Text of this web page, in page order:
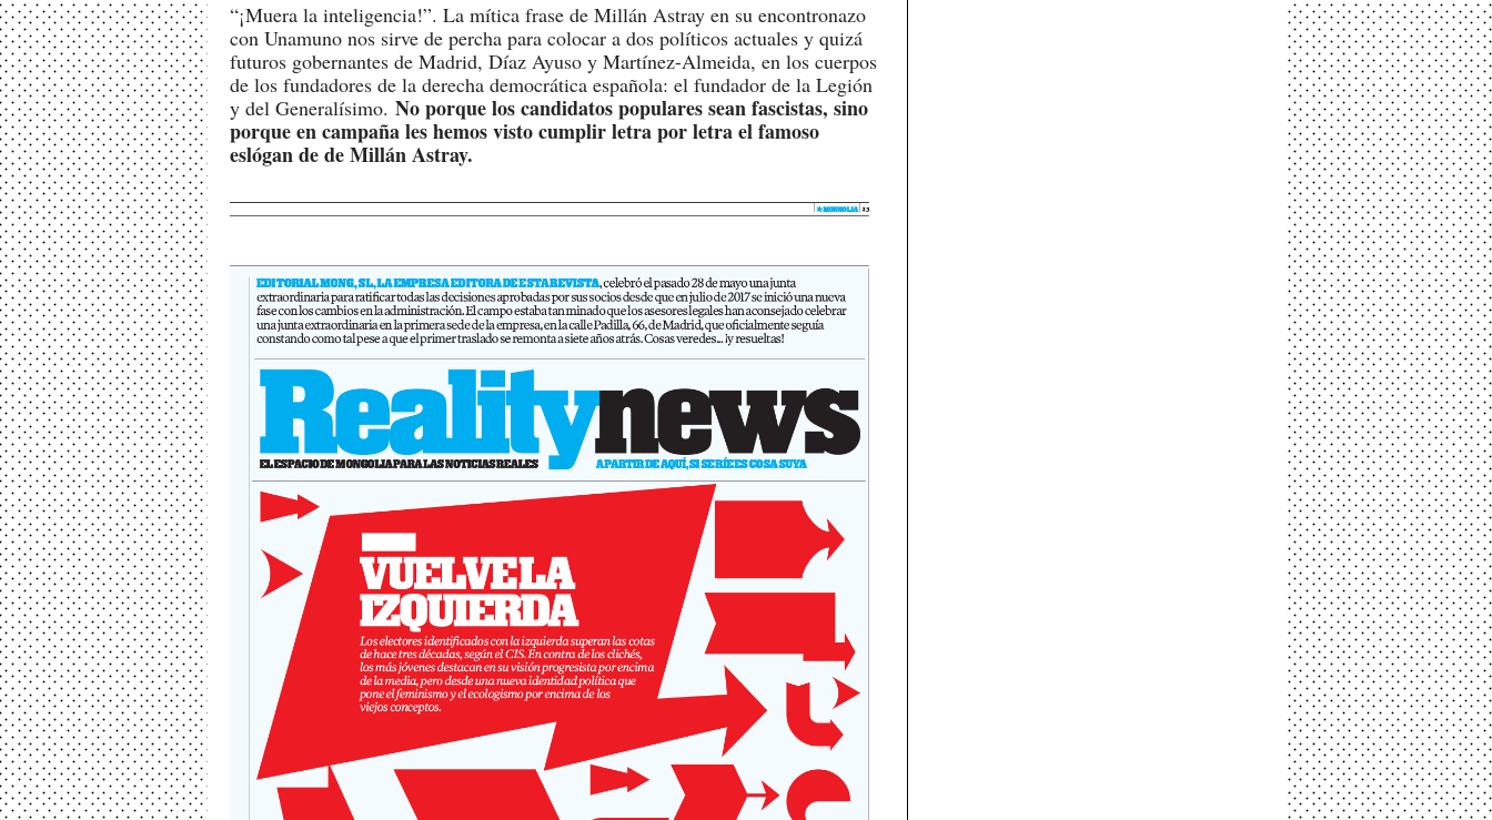
“¡Muera la inteligencia!”. La mítica frase de Millán Astray en su encontronazo
con Unamuno nos sirve de percha para colocar a dos políticos actuales y quizá
futuros gobernantes de Madrid, Díaz Ayuso y Martínez-Almeida, en los cuerpos
de los fundadores de la derecha democrática española: el fundador de la Legión
y del Generalísimo. No porque los candidatos populares sean fascistas, sino
porque en campaña les hemos visto cumplir letra por letra el famoso
eslógan de de Millán Astray.